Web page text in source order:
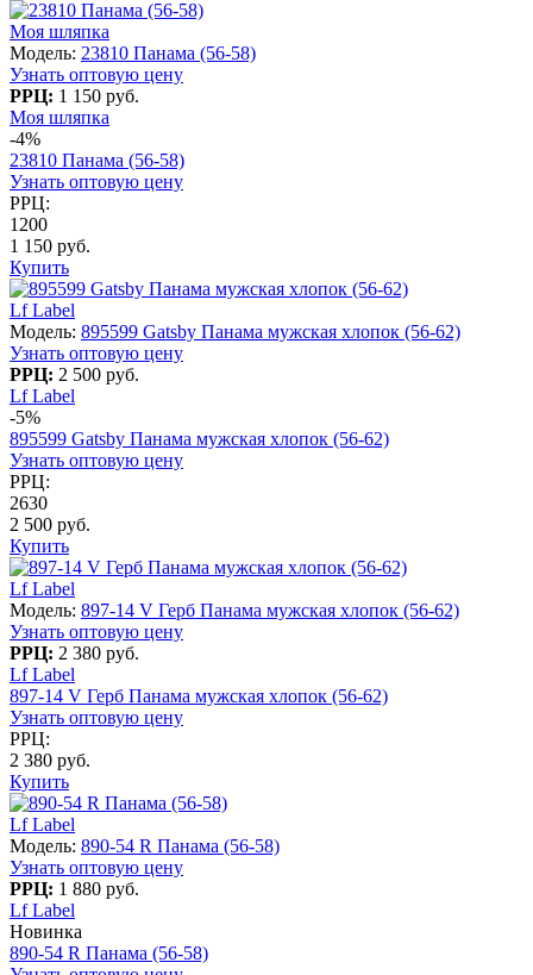
Моя шляпка
Модель: 23810 Панама (56-58)
Узнать оптовую цену
РРЦ: 1 150 руб.
Моя шляпка
-4%
23810 Панама (56-58)
Узнать оптовую цену
РРЦ:
1200
1 150 руб.
Купить
Lf Label
Модель: 895599 Gatsby Панама мужская хлопок (56-62)
Узнать оптовую цену
РРЦ: 2 500 руб.
Lf Label
-5%
895599 Gatsby Панама мужская хлопок (56-62)
Узнать оптовую цену
РРЦ:
2630
2 500 руб.
Купить
Lf Label
Модель: 897-14 V Герб Панама мужская хлопок (56-62)
Узнать оптовую цену
РРЦ: 2 380 руб.
Lf Label
897-14 V Герб Панама мужская хлопок (56-62)
Узнать оптовую цену
РРЦ:
2 380 руб.
Купить
Lf Label
Модель: 890-54 R Панама (56-58)
Узнать оптовую цену
РРЦ: 1 880 руб.
Lf Label
Новинка
890-54 R Панама (56-58)